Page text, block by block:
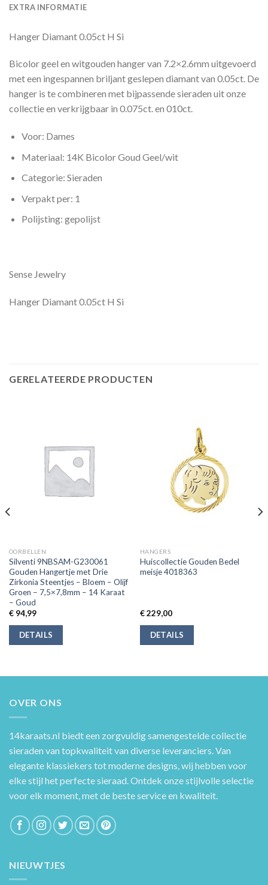
EXTRA INFORMATIE
Hanger Diamant 0.05ct H Si
Bicolor geel en witgouden hanger van 7.2×2.6mm uitgevoerd
met een ingespannen briljant geslepen diamant van 0.05ct. De
hanger is te combineren met bijpassende sieraden uit onze
collectie en verkrijgbaar in 0.075ct. en 010ct.
Voor: Dames
Materiaal: 14K Bicolor Goud Geel/wit
Categorie: Sieraden
Verpakt per: 1
Polijsting: gepolijst
Sense Jewelry
Hanger Diamant 0.05ct H Si
GERELATEERDE PRODUCTEN
OORBELLEN
Silventi 9NBSAM-G230061
Gouden Hangertje met Drie
Zirkonia Steentjes – Bloem – Olijf
Groen – 7,5×7,8mm – 14 Karaat
– Goud
€94,99
DETAILS
HANGERS
Huiscollectie Gouden Bedel
meisje 4018363
€229,00
DETAILS
OVER ONS
14karaats.nl biedt een zorgvuldig samengestelde collectie
sieraden van topkwaliteit van diverse leveranciers. Van
elegante klassiekers tot moderne designs, wij hebben voor
elke stijl het perfecte sieraad. Ontdek onze stijlvolle selectie
voor elk moment, met de beste service en kwaliteit.
NIEUWTJES